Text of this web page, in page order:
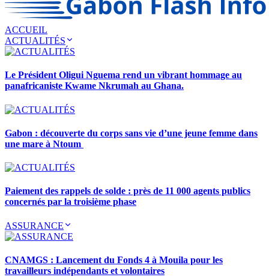
ACCUEIL
ACTUALITÉS
Le Président Oligui Nguema rend un vibrant hommage au
panafricaniste Kwame Nkrumah au Ghana.
Gabon : découverte du corps sans vie d’une jeune femme dans
une mare à Ntoum
Paiement des rappels de solde : près de 11 000 agents publics
concernés par la troisième phase
ASSURANCE
CNAMGS : Lancement du Fonds 4 à Mouila pour les
travailleurs indépendants et volontaires